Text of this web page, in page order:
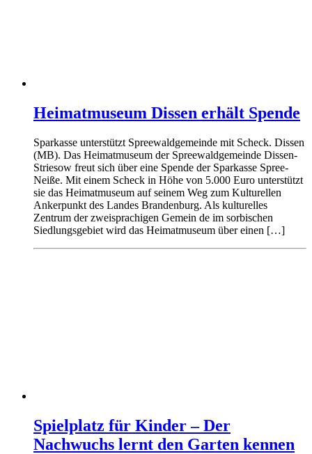
Heimatmuseum Dissen erhält Spende
Sparkasse unterstützt Spreewaldgemeinde mit Scheck. Dissen
(MB). Das Heimatmuseum der Spreewaldgemeinde Dissen-
Striesow freut sich über eine Spende der Sparkasse Spree-
Neiße. Mit einem Scheck in Höhe von 5.000 Euro unterstützt
sie das Heimatmuseum auf seinem Weg zum Kulturellen
Ankerpunkt des Landes Brandenburg. Als kulturelles
Zentrum der zweisprachigen Gemein de im sorbischen
Siedlungsgebiet wird das Heimatmuseum über einen […]
Spielplatz für Kinder – Der
Nachwuchs lernt den Garten kennen